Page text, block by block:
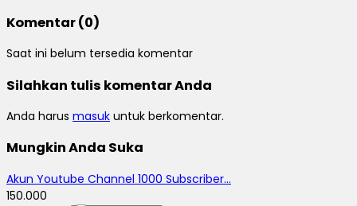
Komentar (0)
Saat ini belum tersedia komentar
Silahkan tulis komentar Anda
Anda harus masuk untuk berkomentar.
Mungkin Anda Suka
Akun Youtube Channel 1000 Subscriber...
150.000